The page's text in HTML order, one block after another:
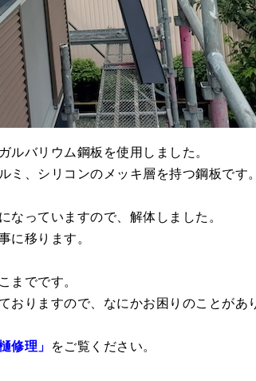
バリウム鋼板を使用しました。
、シリコンのメッキ層を持つ鋼板です。
っていますので、解体しました。
に移ります。
でです。
おりますので、なにかお困りのことが
修理」 をご覧ください。